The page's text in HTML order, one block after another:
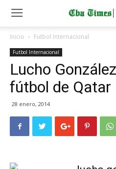
Inicio Futbol Internacional
Futbol Internacional
Lucho
fútbol de Qatar
28 enero, 2014